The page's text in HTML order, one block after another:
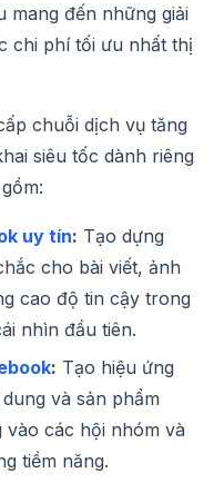
mang đến những giải
chi phí tối ưu nhất thị
chuỗi dịch vụ tăng
siêu tốc dành riêng
uy tín: Tạo dựng
cho bài viết, ảnh
cao độ tin cậy trong
nhìn đầu tiên.
: Tạo hiệu ứng
và sản phẩm
vào các hội nhóm và
tiềm năng.